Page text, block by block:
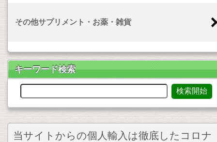
その他サプリメント・お薬・雑貨
キーワード検索
当サイトからの個人輸入は徹底したコロナ